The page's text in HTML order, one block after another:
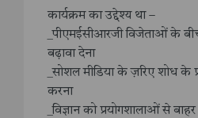
कार्यक्रम का उद्देश्य था –
_पीएमईसीआरजी विजेताओं के
बढ़ावा देना
_सोशल मीडिया के ज़रिए शोध के
करना
_विज्ञान को प्रयोगशालाओं से